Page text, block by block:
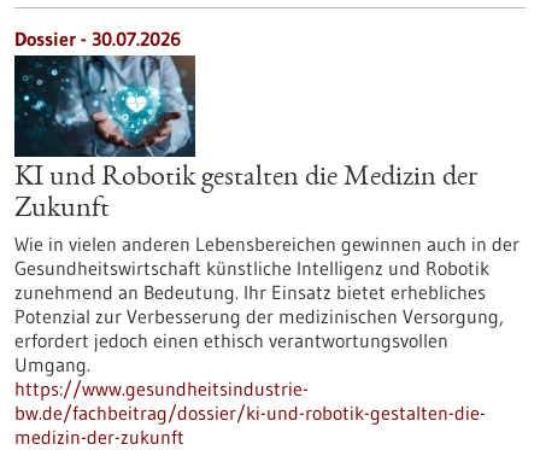
Dossier - 30.07.2026
KI und Robotik gestalten die Medizin der
Zukunft
Wie in vielen anderen Lebensbereichen gewinnen auch in der
Gesundheitswirtschaft künstliche Intelligenz und Robotik
zunehmend an Bedeutung. Ihr Einsatz bietet erhebliches
Potenzial zur Verbesserung der medizinischen Versorgung,
erfordert jedoch einen ethisch verantwortungsvollen
Umgang.
https://www.gesundheitsindustrie-
bw.de/fachbeitrag/dossier/ki-und-robotik-gestalten-die-
medizin-der-zukunft